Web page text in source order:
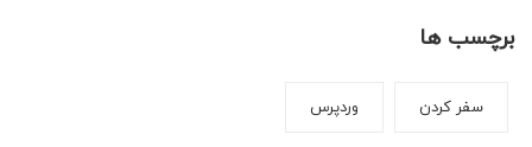
برچسب ها
سفر کردن وردپرس